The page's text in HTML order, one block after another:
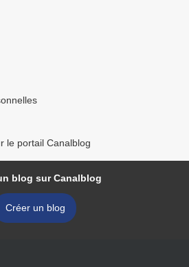
le portail Canalblog
blog sur Canalblog
Créer un blog